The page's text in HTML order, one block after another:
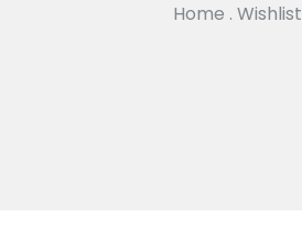
Home . Wishlist